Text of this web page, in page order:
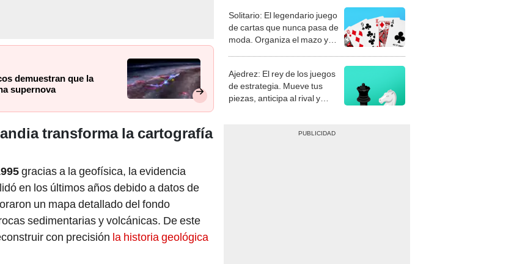
demuestran que la
supernova
transforma la cartografía
gracias a la geofísica, la evidencia
en los últimos años debido a datos de
un mapa detallado del fondo
sedimentarias y volcánicas. De este
con precisión la historia geológica
Solitario: El legendario juego
de cartas que nunca pasa de
moda. Organiza el mazo y
Ajedrez: El rey de los juegos
de estrategia. Mueve tus
piezas, anticipa al rival y